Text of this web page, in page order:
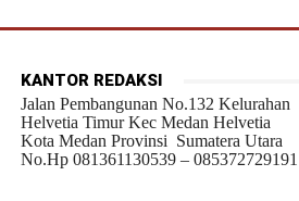
KANTOR REDAKSI
Jalan Pembangunan No.132 Kelurahan
Helvetia Timur Kec Medan Helvetia
Kota Medan Provinsi Sumatera Utara
No.Hp 081361130539 – 085372729191